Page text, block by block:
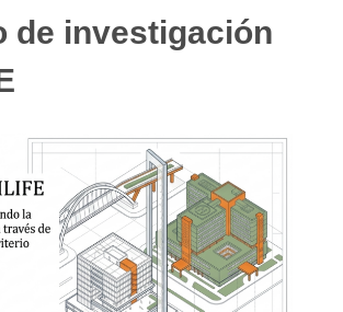
de investigación